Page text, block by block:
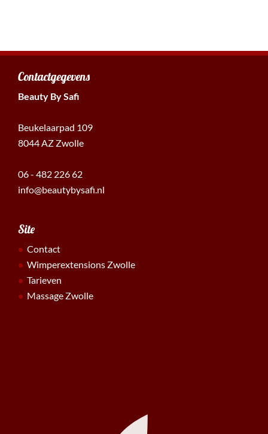
Contactgegevens
Beauty By Safi
Beukelaarpad 109
8044 AZ Zwolle
06 - 482 226 62
info@beautybysafi.nl
Site
Contact
Wimperextensions Zwolle
Tarieven
Massage Zwolle